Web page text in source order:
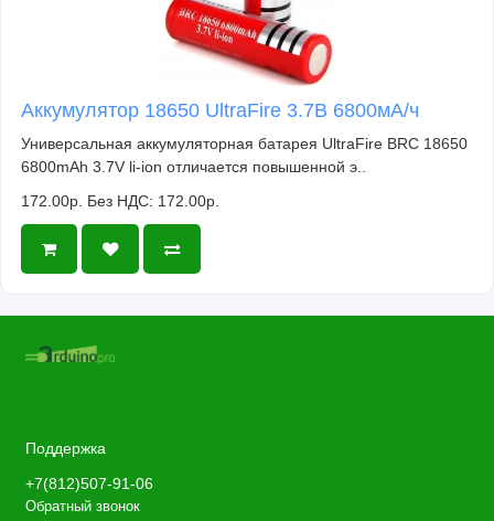
Аккумулятор 18650 UltraFire 3.7В 6800мА/ч
Универсальная аккумуляторная батарея UltraFire BRC 18650
6800mAh 3.7V li-ion отличается повышенной э..
172.00р. Без НДС: 172.00р.
Поддержка
+7(812)507-91-06
Обратный звонок